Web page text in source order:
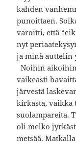
kahden
punoittaen.
varoitti, että
nyt
ja minä auttelin
Noihin
vaikeasti
järvestä
kirkasta, vaikka
suolampareita.
oli melko
metsää.